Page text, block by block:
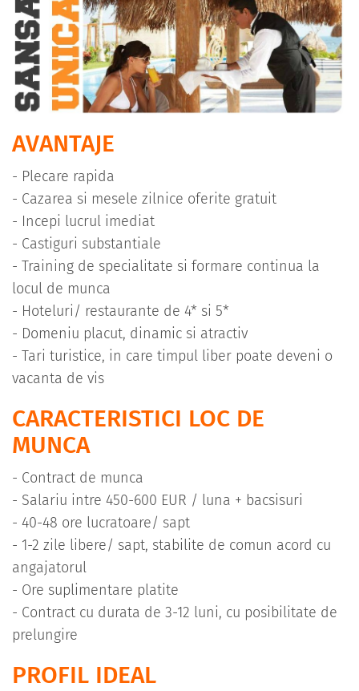
AVANTAJE
- Plecare rapida
- Cazarea si mesele zilnice oferite gratuit
- Incepi lucrul imediat
- Castiguri substantiale
- Training de specialitate si formare continua la
locul de munca
- Hoteluri/ restaurante de 4* si 5*
- Domeniu placut, dinamic si atractiv
- Tari turistice, in care timpul liber poate deveni o
vacanta de vis
CARACTERISTICI LOC DE
MUNCA
- Contract de munca
- Salariu intre 450-600 EUR / luna + bacsisuri
- 40-48 ore lucratoare/ sapt
- 1-2 zile libere/ sapt, stabilite de comun acord cu
angajatorul
- Ore suplimentare platite
- Contract cu durata de 3-12 luni, cu posibilitate de
prelungire
PROFIL IDEAL